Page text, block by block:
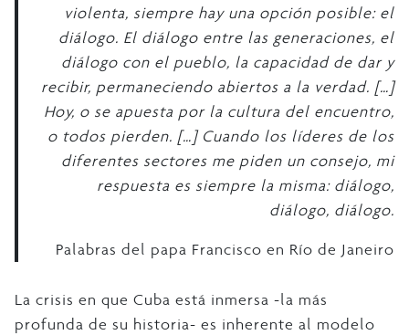
violenta, siempre hay una opción posible: el
diálogo. El diálogo entre las generaciones, el
diálogo con el pueblo, la capacidad de dar y
recibir, permaneciendo abiertos a la verdad. […]
Hoy, o se apuesta por la cultura del encuentro,
o todos pierden. […] Cuando los líderes de los
diferentes sectores me piden un consejo, mi
respuesta es siempre la misma: diálogo,
diálogo, diálogo.
Palabras del papa Francisco en Río de Janeiro
La crisis en que Cuba está inmersa -la más
profunda de su historia- es inherente al modelo